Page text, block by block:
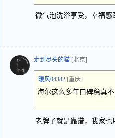
微气泡洗浴享受，幸福感
走到尽头的猫 [北京]
暖风04382 [重庆]
海尔这么多年口碑稳真
老牌子就是靠谱，我家也